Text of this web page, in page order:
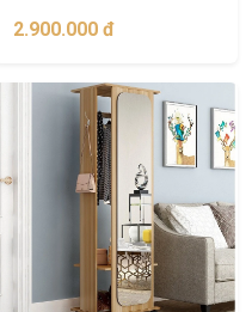
2.900.000 đ